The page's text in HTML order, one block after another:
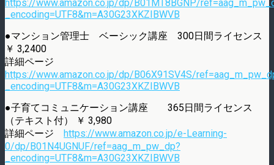
https://www.amazon.co.jp/dp/B01MT8BGNP/
_encoding=UTF8&m=A30G23XKZIBWVB
●マンション管理士 ベーシック講座 300日間ライセンス
￥ 3,2400
詳細ページ
https://www.amazon.co.jp/dp/B06X91SV4S/
_encoding=UTF8&m=A30G23XKZIBWVB
●子育てコミュニケーション講座 365日間ライセンス
（テキスト付） ￥ 3,980
詳細ページ https://www.amazon.co.jp/e-Learning-
0/dp/B01N4UGNUF/ref=aag_m_pw_dp?
_encoding=UTF8&m=A30G23XKZIBWVB